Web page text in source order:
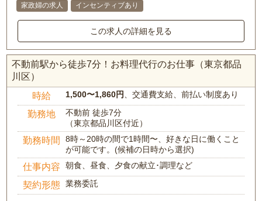
家政婦の求人
インセンティブあり
この求人の詳細を見る
不動前駅から徒歩7分！お料理代行のお仕事（東京都品
川区）
時給 1,500〜1,860円 、交通費支給、前払い制度あり
勤務地
不動前 徒歩7分
（東京都品川区付近）
勤務時間
8時～20時の間で1時間〜、好きな日に働くこと
が可能です。(候補の日時から選択)
仕事内容 朝食、昼食、夕食の献立･調理など
契約形態 業務委託